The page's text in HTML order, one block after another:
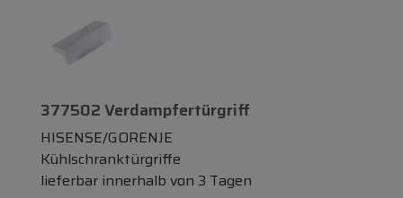
377502 Verdampfertürgriff
HISENSE/GORENJE
Kühlschranktürgriffe
lieferbar innerhalb von 3 Tagen